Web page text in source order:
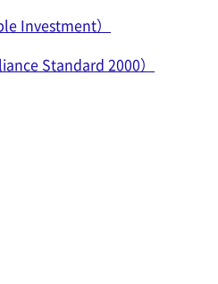
Investment）
Standard 2000）